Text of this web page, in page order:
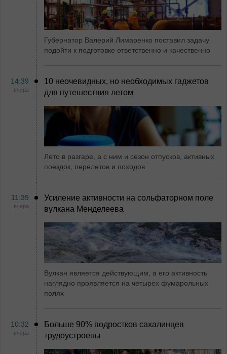
Губернатор Валерий Лимаренко поставил задачу
подойти к подготовке ответственно и качественно
14:39
вчера
10 неочевидных, но необходимых гаджетов
для путешествия летом
Лето в разгаре, а с ним и сезон отпусков, активных
поездок, перелетов и походов
11:39
вчера
Усиление активности на сольфаторном поле
вулкана Менделеева
Вулкан является действующим, а его активность
наглядно проявляется на четырех фумарольных
полях
10:32
вчера
Больше 90% подростков сахалинцев
трудоустроены